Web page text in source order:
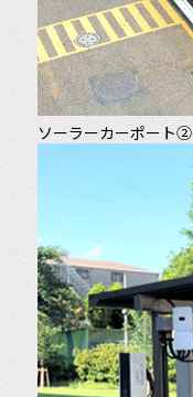
ソーラーカーポート②